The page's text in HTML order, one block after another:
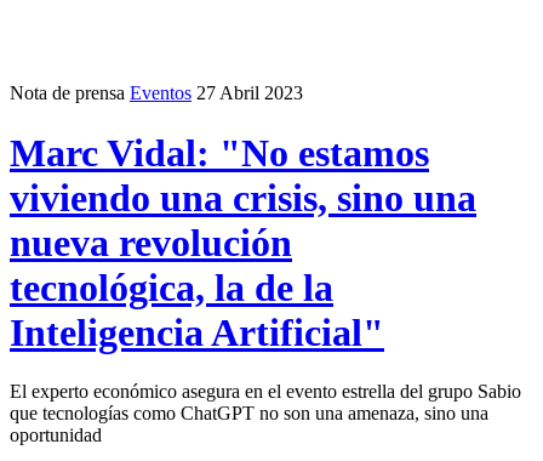
Nota de prensa Eventos 27 Abril 2023
Marc Vidal: "No estamos
viviendo una crisis, sino una
nueva revolución
tecnológica, la de la
Inteligencia Artificial"
El experto económico asegura en el evento estrella del grupo Sabio
que tecnologías como ChatGPT no son una amenaza, sino una
oportunidad